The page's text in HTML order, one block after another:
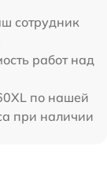
сотрудник
работ над
по нашей
при наличии